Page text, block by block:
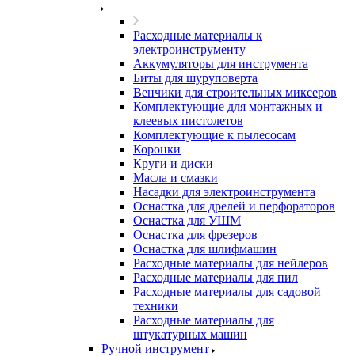
Расходные материалы к
электроинструменту
Аккумуляторы для инструмента
Биты для шуруповерта
Венчики для строительных миксеров
Комплектующие для монтажных и
клеевых пистолетов
Комплектующие к пылесосам
Коронки
Круги и диски
Масла и смазки
Насадки для электроинструмента
Оснастка для дрелей и перфораторов
Оснастка для УШМ
Оснастка для фрезеров
Оснастка для шлифмашин
Расходные материалы для нейлеров
Расходные материалы для пил
Расходные материалы для садовой
техники
Расходные материалы для
штукатурных машин
Ручной инструмент